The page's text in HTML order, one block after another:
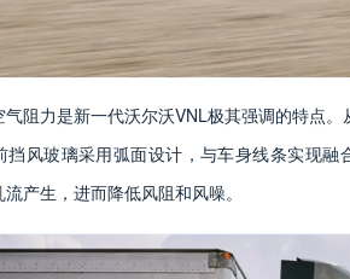
气阻力是新一代沃尔沃VNL极其强调的特点
挡风玻璃采用弧面设计，与车身线条实现
产生，进而降低风阻和风噪。